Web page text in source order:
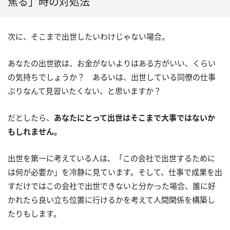
次に、そこまで出世したいわけじゃない場合。
あなたの出世欲は、お金がないよりはある方がいい、くらい
の気持ちでしょうか？ あるいは、出世している同僚の仕事
ぶりなんて見習いたくない、と思いますか？
だとしたら、 あなたにとって出世はそこまで大事ではないか
もしれません。
出世を第一に考えている人は、「この会社で出世するために
は何が必要か」を冷静に見ています。そして、仕事で成果を出
すだけではこの会社で出世できないと分かった場合、誰に好
かれたら良い立ち位置に行けるかを考えて人間関係を構築し
たりもします。